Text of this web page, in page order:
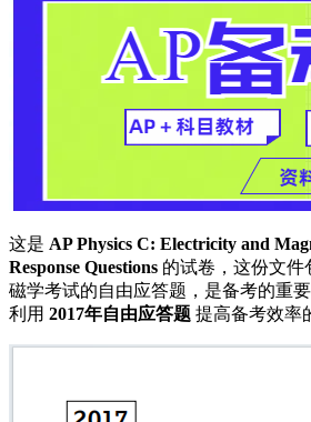
这是 AP Physics C: Electricity and
Response Questions 的试卷，这份文件
磁学考试的自由应答题，是备考的重
利用 2017年自由应答题 提高备考效率